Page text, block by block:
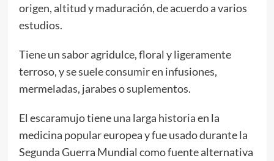
origen, altitud y maduración, de acuerdo a varios
estudios.
Tiene un sabor agridulce, floral y ligeramente
terroso, y se suele consumir en infusiones,
mermeladas, jarabes o suplementos.
El escaramujo tiene una larga historia en la
medicina popular europea y fue usado durante la
Segunda Guerra Mundial como fuente alternativa